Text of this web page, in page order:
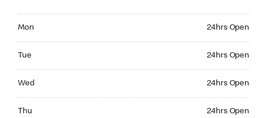
Mon 24hrs Open
Tue 24hrs Open
Wed 24hrs Open
Thu 24hrs Open